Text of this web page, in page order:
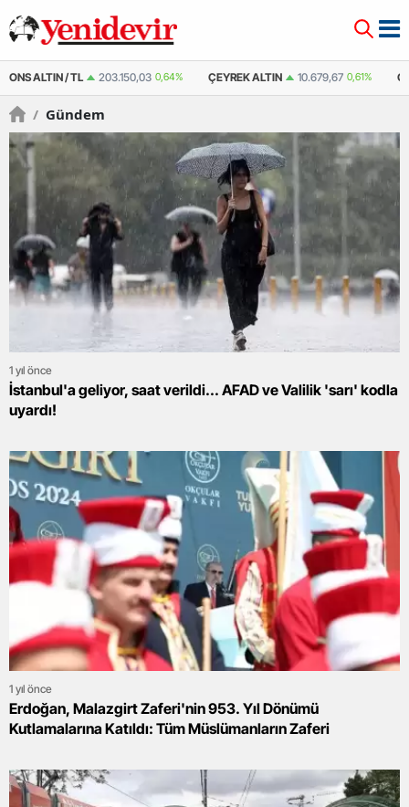
ÇEYREK ALTIN 10.679,67 0,61% ÇEYREK ALTIN ( KAPALI ÇARŞI )
/ Gündem
1 yıl önce
İstanbul'a geliyor, saat verildi... AFAD ve Valilik 'sarı' kodla
uyardı!
1 yıl önce
Erdoğan, Malazgirt Zaferi'nin 953. Yıl Dönümü
Kutlamalarına Katıldı: Tüm Müslümanların Zaferi